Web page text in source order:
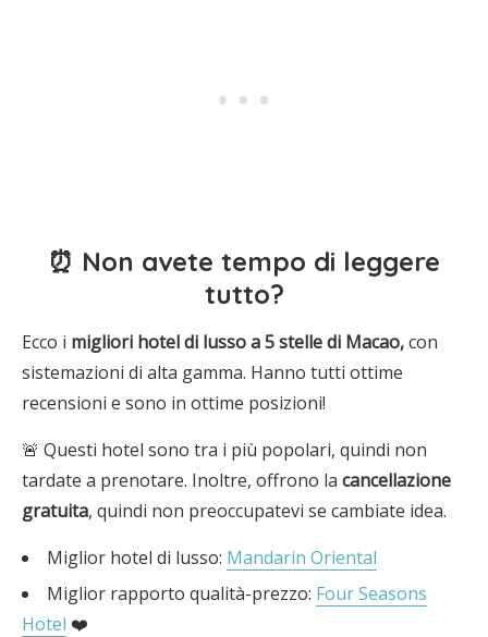
⏰ Non avete tempo di leggere
tutto?
Ecco i migliori hotel di lusso a 5 stelle di Macao,con
sistemazioni di alta gamma. Hanno tutti ottime
recensioni e sono in ottime posizioni!
🚨 Questi hotel sono tra i più popolari, quindi non
tardate a prenotare. Inoltre, offrono la cancellazione
gratuita, quindi non preoccupatevi se cambiate idea.
Miglior hotel di lusso: Mandarin Oriental
Miglior rapporto qualità-prezzo: Four Seasons
Hotel ❤️